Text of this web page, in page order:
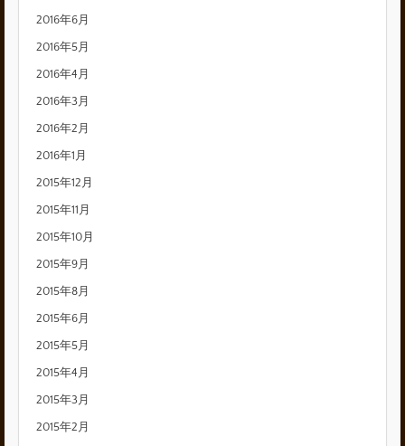
2016年6月
2016年5月
2016年4月
2016年3月
2016年2月
2016年1月
2015年12月
2015年11月
2015年10月
2015年9月
2015年8月
2015年6月
2015年5月
2015年4月
2015年3月
2015年2月